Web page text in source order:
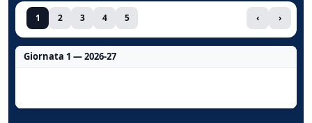
1 2 3 4 5 ‹ ›
Giornata 1 — 2026-27